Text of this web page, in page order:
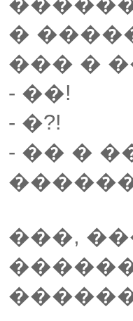
�
��� �
- ��!
- �?!
- �� �
���,